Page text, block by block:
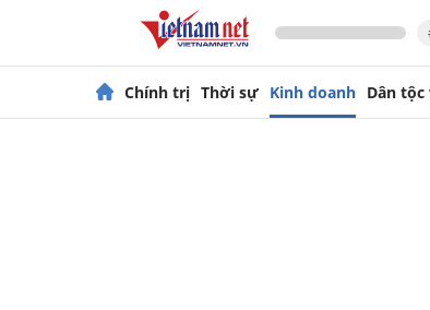
Chính trị Thời sự Kinh doanh Dân tộc